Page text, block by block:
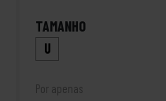
TAMANHO
U
Por apenas